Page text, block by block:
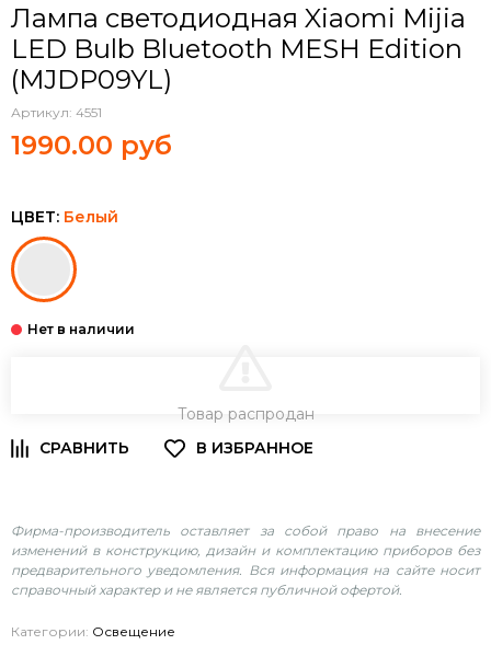
Лампа светодиодная Xiaomi Mijia
LED Bulb Bluetooth MESH Edition
(MJDP09YL)
Артикул: 4551
1990.00 руб
ЦВЕТ: Белый
Товар распродан
Фирма-производитель оставляет за собой право на внесение
изменений в конструкцию, дизайн и комплектацию приборов без
предварительного уведомления. Вся информация на сайте носит
справочный характер и не является публичной офертой.
Категории: Освещение